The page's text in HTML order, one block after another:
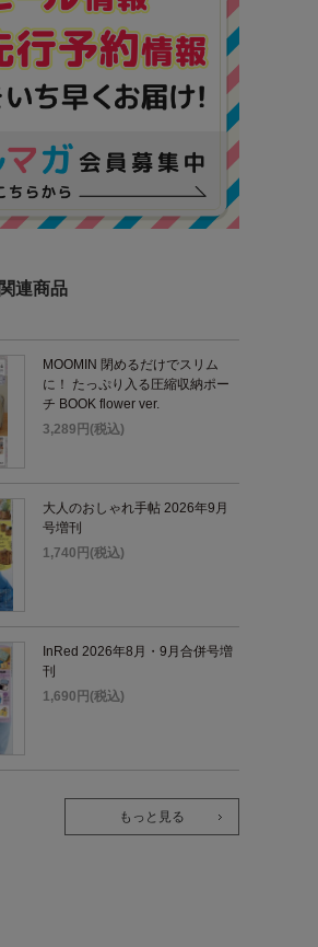
連商品
MOOMIN 閉めるだけでスリム
に！ たっぷり入る圧縮収納ポー
チ BOOK flower ver.
3,289円(税込)
大人のおしゃれ手帖 2026年9月
号増刊
1,740円(税込)
InRed 2026年8月・9月合併号増
刊
1,690円(税込)
もっと見る